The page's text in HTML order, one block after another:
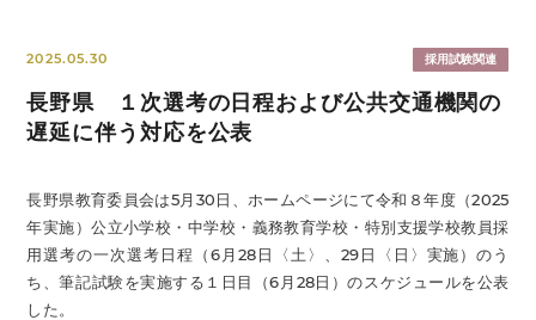
2025.05.30 採用試験関連
長野県 １次選考の日程および公共交通機関の
遅延に伴う対応を公表
長野県教育委員会は5月30日、ホームページにて令和８年度（2025
年実施）公立小学校・中学校・義務教育学校・特別支援学校教員採
用選考の一次選考日程（6月28日〈土〉、29日〈日〉実施）のう
ち、筆記試験を実施する１日目（6月28日）のスケジュールを公表
した。